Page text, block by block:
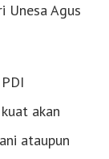
Unesa Agus
akan
ataupun